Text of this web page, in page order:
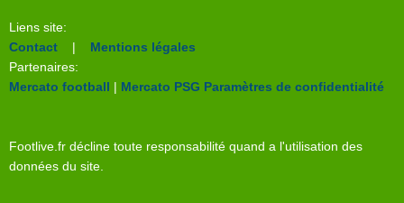
Liens site:
Contact | Mentions légales
Partenaires:
Mercato football | Mercato PSG Paramètres de confidentialité
Footlive.fr décline toute responsabilité quand a l'utilisation des
données du site.